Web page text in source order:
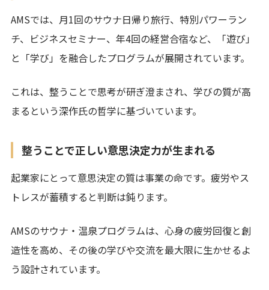
AMSでは、月1回のサウナ日帰り旅行、特別パワーラン
チ、ビジネスセミナー、年4回の経営合宿など、「遊び」
と「学び」を融合したプログラムが展開されています。
これは、整うことで思考が研ぎ澄まされ、学びの質が高
まるという深作氏の哲学に基づいています。
整うことで正しい意思決定力が生まれる
起業家にとって意思決定の質は事業の命です。疲労やス
トレスが蓄積すると判断は鈍ります。
AMSのサウナ・温泉プログラムは、心身の疲労回復と創
造性を高め、その後の学びや交流を最大限に生かせるよ
う設計されています。